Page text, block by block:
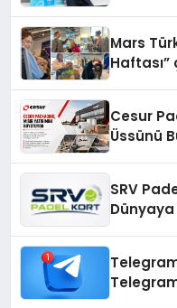
Mars
Haftası”
Cesur
Üssünü
SRV